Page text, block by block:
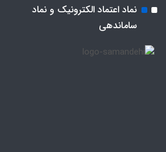
نماد اعتماد الکترونیک و نماد
ساماندهی